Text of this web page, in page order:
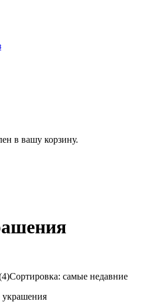
в вашу корзину.
Сортировка: самые недавние
украшения